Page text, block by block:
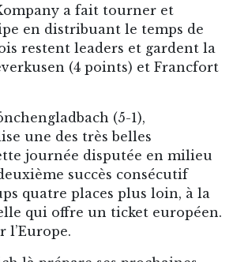
a fait tourner et
en distribuant le temps de
restent leaders et gardent la
(4 points) et Francfort
(5-1),
une des très belles
journée disputée en milieu
succès consécutif
quatre places plus loin, à la
qui offre un ticket européen.
l’Europe.